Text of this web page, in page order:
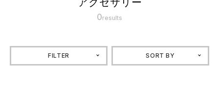
0results
FILTER SORT BY